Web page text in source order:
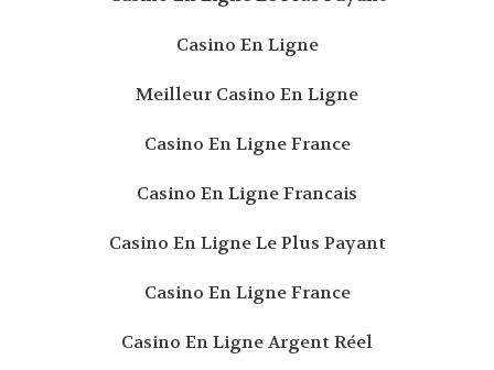
Casino En Ligne
Meilleur Casino En Ligne
Casino En Ligne France
Casino En Ligne Francais
Casino En Ligne Le Plus Payant
Casino En Ligne France
Casino En Ligne Argent Réel